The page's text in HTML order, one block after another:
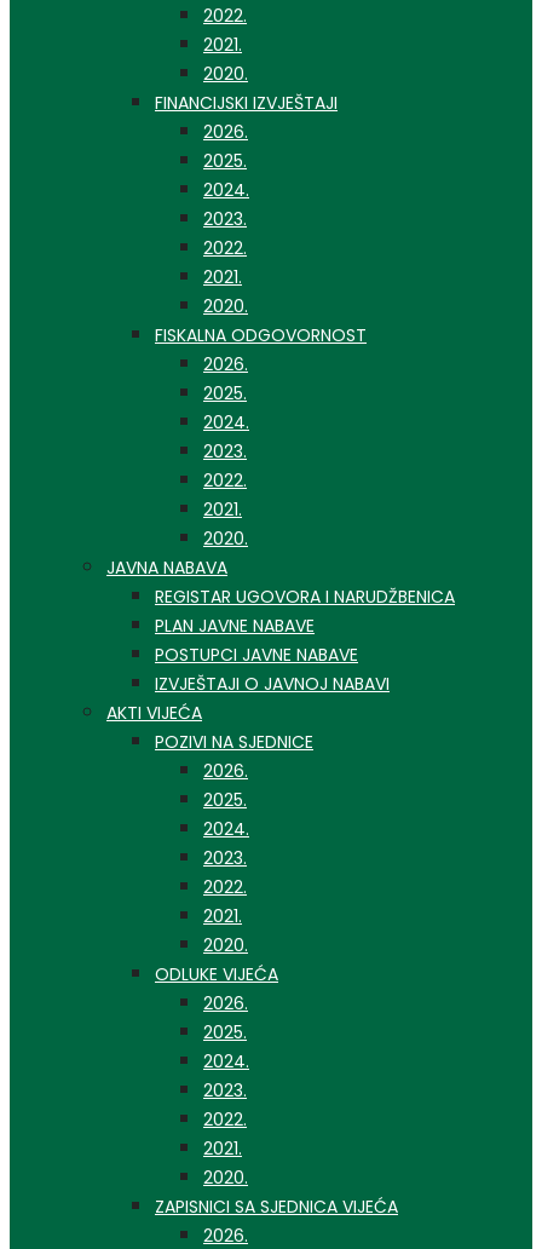
2022.
2021.
2020.
FINANCIJSKI IZVJEŠTAJI
2026.
2025.
2024.
2023.
2022.
2021.
2020.
FISKALNA ODGOVORNOST
2026.
2025.
2024.
2023.
2022.
2021.
2020.
JAVNA NABAVA
REGISTAR UGOVORA I NARUDŽBENICA
PLAN JAVNE NABAVE
POSTUPCI JAVNE NABAVE
IZVJEŠTAJI O JAVNOJ NABAVI
AKTI VIJEĆA
POZIVI NA SJEDNICE
2026.
2025.
2024.
2023.
2022.
2021.
2020.
ODLUKE VIJEĆA
2026.
2025.
2024.
2023.
2022.
2021.
2020.
ZAPISNICI SA SJEDNICA VIJEĆA
2026.